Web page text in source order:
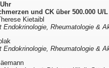
und CK über 500.000 U/
Kietaibl
Endokrinologie, Rheumatologie &
Endokrinologie, Rheumatologie &